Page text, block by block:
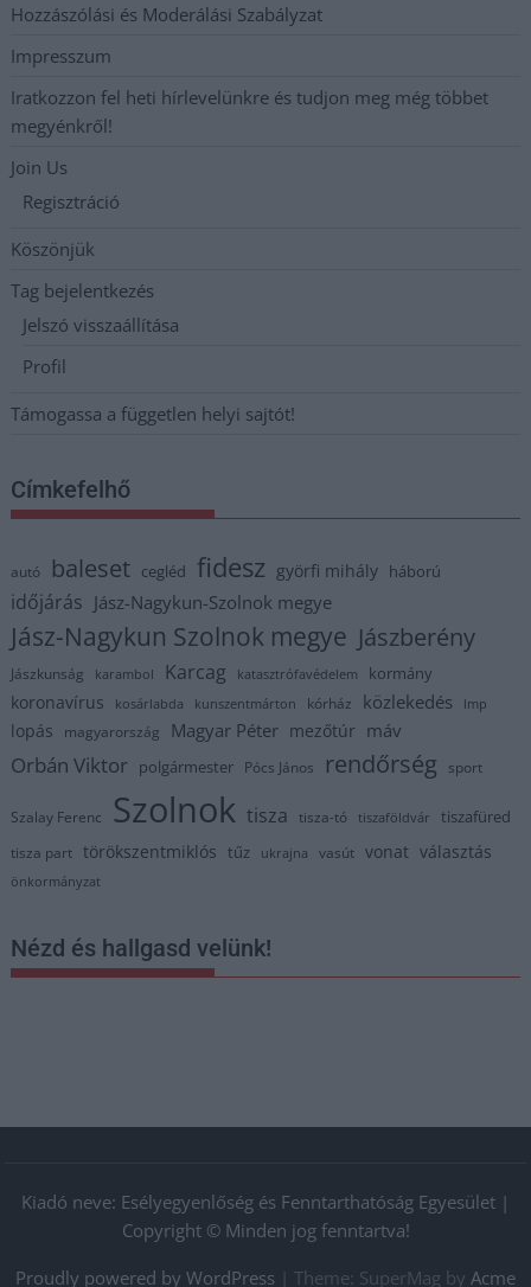
Hozzászólási és Moderálási Szabályzat
Impresszum
Iratkozzon fel heti hírlevelünkre és tudjon meg még többet
megyénkről!
Join Us
Regisztráció
Köszönjük
Tag bejelentkezés
Jelszó visszaállítása
Profil
Támogassa a független helyi sajtót!
Címkefelhő
autó baleset cegléd fidesz györfi mihály háború
időjárás Jász-Nagykun-Szolnok megye
Jász-Nagykun Szolnok megye Jászberény
Jászkunság karambol Karcag katasztrófavédelem kormány
koronavírus kosárlabda kunszentmárton kórház közlekedés lmp
lopás magyarország Magyar Péter mezőtúr máv
Orbán Viktor polgármester Pócs János rendőrség sport
Szalay Ferenc Szolnok tisza tisza-tó tiszaföldvár tiszafüred
tisza part törökszentmiklós tűz ukrajna vasút vonat választás
önkormányzat
Nézd és hallgasd velünk!
Kiadó neve: Esélyegyenlőség és Fenntarthatóság Egyesület |
Copyright © Minden jog fenntartva!
Proudly powered by WordPress
Theme: SuperMag by Acme